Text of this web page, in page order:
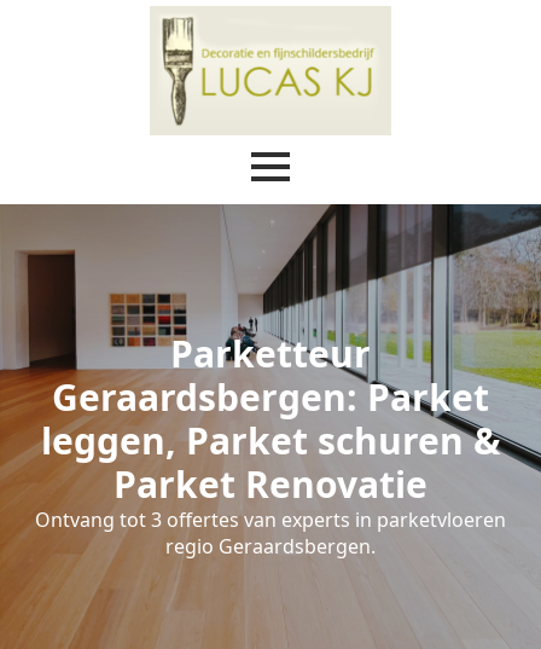
Parketteur
Geraardsbergen: Parket
leggen, Parket schuren &
Parket Renovatie
Ontvang tot 3 offertes van experts in parketvloeren
regio Geraardsbergen.